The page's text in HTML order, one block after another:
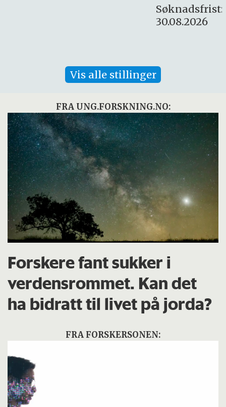
Vis alle stillinger
FRA UNG.FORSKNING.NO:
Forskere fant sukker i
verdensrommet. Kan det
ha bidratt til livet på jorda?
FRA FORSKERSONEN: